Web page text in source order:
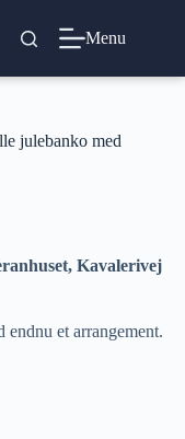
Menu
julebanko med
Kavalerivej
et arrangement.